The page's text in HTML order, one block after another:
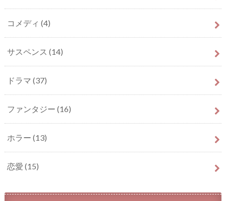
コメディ (4)
サスペンス (14)
ドラマ (37)
ファンタジー (16)
ホラー (13)
恋愛 (15)